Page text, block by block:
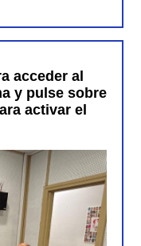
acceder al
y pulse sobre
activar el